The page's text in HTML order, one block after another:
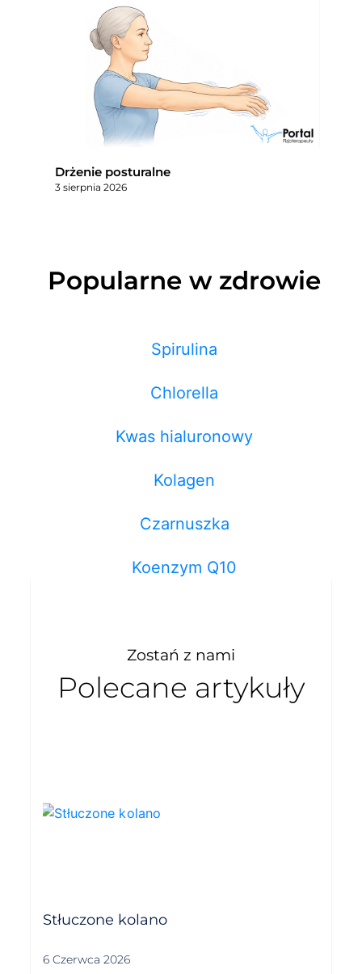
Drżenie posturalne
3 sierpnia 2026
Popularne w zdrowie
Spirulina
Chlorella
Kwas hialuronowy
Kolagen
Czarnuszka
Koenzym Q10
Zostań z nami
Polecane artykuły
Stłuczone kolano
6 Czerwca 2026